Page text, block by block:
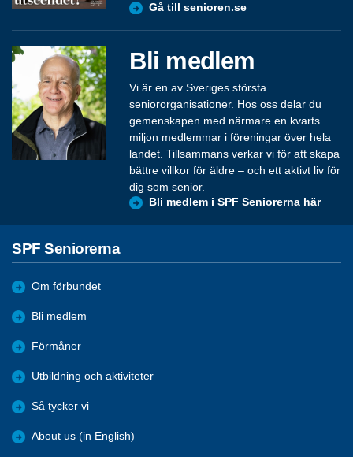
Gå till senioren.se
Bli medlem
Vi är en av Sveriges största
seniororganisationer. Hos oss delar du
gemenskapen med närmare en kvarts
miljon medlemmar i föreningar över hela
landet. Tillsammans verkar vi för att skapa
bättre villkor för äldre – och ett aktivt liv för
dig som senior.
Bli medlem i SPF Seniorerna här
SPF Seniorerna
Om förbundet
Bli medlem
Förmåner
Utbildning och aktiviteter
Så tycker vi
About us (in English)